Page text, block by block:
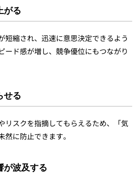
がる
短縮され、迅速に意思決定できるよう
ード感が増し、競争優位にもつながり
せる
リスクを指摘してもらえるため、「気
然に防止できます。
が波及する